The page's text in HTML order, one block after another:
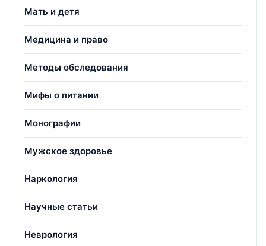
Мать и детя
Медицина и право
Методы обследования
Мифы о питании
Монографии
Мужское здоровье
Наркология
Научные статьи
Неврология